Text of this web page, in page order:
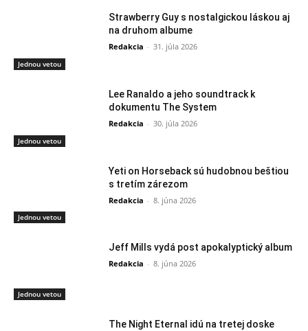
Jednou vetou
Strawberry Guy s nostalgickou láskou aj
na druhom albume
Redakcia - 31. júla 2026
Jednou vetou
Lee Ranaldo a jeho soundtrack k
dokumentu The System
Redakcia - 30. júla 2026
Jednou vetou
Yeti on Horseback sú hudobnou beštiou
s tretím zárezom
Redakcia - 8. júna 2026
Jednou vetou
Jeff Mills vydá post apokalyptický album
Redakcia - 8. júna 2026
The Night Eternal idú na tretej doske